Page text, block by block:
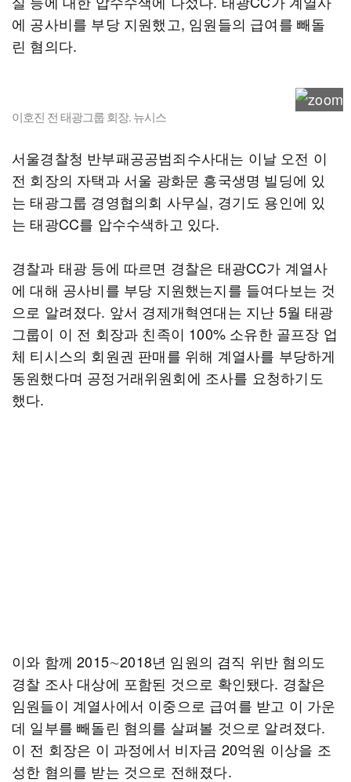
에 공사비를 부당 지원했고, 임원들의 급여를 빼돌
린 혐의다.
이호진 전 태광그룹 회장. 뉴시스
서울경찰청 반부패공공범죄수사대는 이날 오전 이
전 회장의 자택과 서울 광화문 흥국생명 빌딩에 있
는 태광그룹 경영협의회 사무실, 경기도 용인에 있
는 태광CC를 압수수색하고 있다.
경찰과 태광 등에 따르면 경찰은 태광CC가 계열사
에 대해 공사비를 부당 지원했는지를 들여다보는 것
으로 알려졌다. 앞서 경제개혁연대는 지난 5월 태광
그룹이 이 전 회장과 친족이 100% 소유한 골프장 업
체 티시스의 회원권 판매를 위해 계열사를 부당하게
동원했다며 공정거래위원회에 조사를 요청하기도
했다.
이와 함께 2015∼2018년 임원의 겸직 위반 혐의도
경찰 조사 대상에 포함된 것으로 확인됐다. 경찰은
임원들이 계열사에서 이중으로 급여를 받고 이 가운
데 일부를 빼돌린 혐의를 살펴볼 것으로 알려졌다.
이 전 회장은 이 과정에서 비자금 20억원 이상을 조
성한 혐의를 받는 것으로 전해졌다.